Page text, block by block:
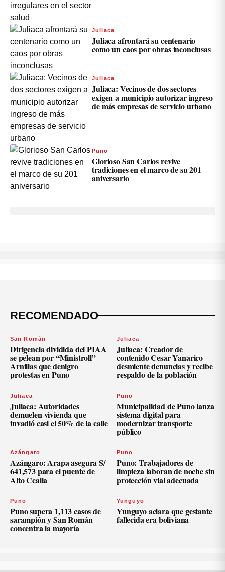
Juliaca
Juliaca afrontará su centenario
como un caos por obras inconclusas
Juliaca
Juliaca: Vecinos de dos sectores
exigen a municipio autorizar ingreso
de más empresas de servicio urbano
Puno
Glorioso San Carlos revive
tradiciones en el marco de su 201
aniversario
RECOMENDADO
San Román
Dirigencia dividida del PIAA
se pelean por “Ministroll”
Arnillas que denigro
protestas en Puno
Juliaca
Juliaca: Creador de
contenido Cesar Yanarico
desmiente denuncias y recibe
respaldo de la población
Juliaca
Juliaca: Autoridades
demuelen vivienda que
invadió casi el 50% de la calle
Puno
Municipalidad de Puno lanza
sistema digital para
modernizar transporte
público
Azángaro
Azángaro: Arapa asegura S/
641,573 para el puente de
Alto Ccalla
Puno
Puno: Trabajadores de
limpieza laboran de noche sin
protección vial adecuada
Puno
Puno supera 1,113 casos de
sarampión y San Román
concentra la mayoría
Yunguyo
Yunguyo aclara que gestante
fallecida era boliviana